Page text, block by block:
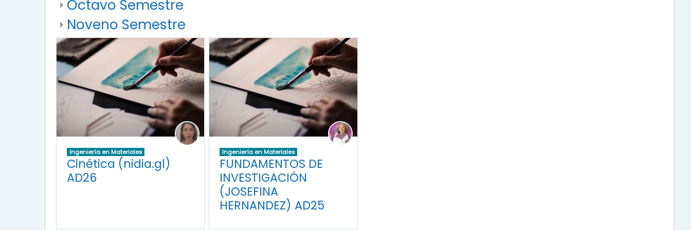
Octavo Semestre
Noveno Semestre
Ingeniería en Materiales
Cinética (nidia.gl)
AD26
Ingeniería en Materiales
FUNDAMENTOS DE
INVESTIGACIÓN
(JOSEFINA
HERNANDEZ) AD25